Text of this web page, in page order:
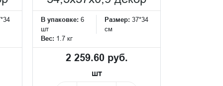
В упаковке: 6
шт
Размер: 37*34
см
Вес: 1.7 кг
2 259.60 руб.
шт